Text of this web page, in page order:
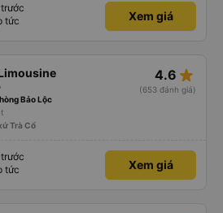
tức
Xem giá
4.6 star_rate
(653 đánh giá)
Bảo Lộc
Trà Cổ
tức
Xem giá